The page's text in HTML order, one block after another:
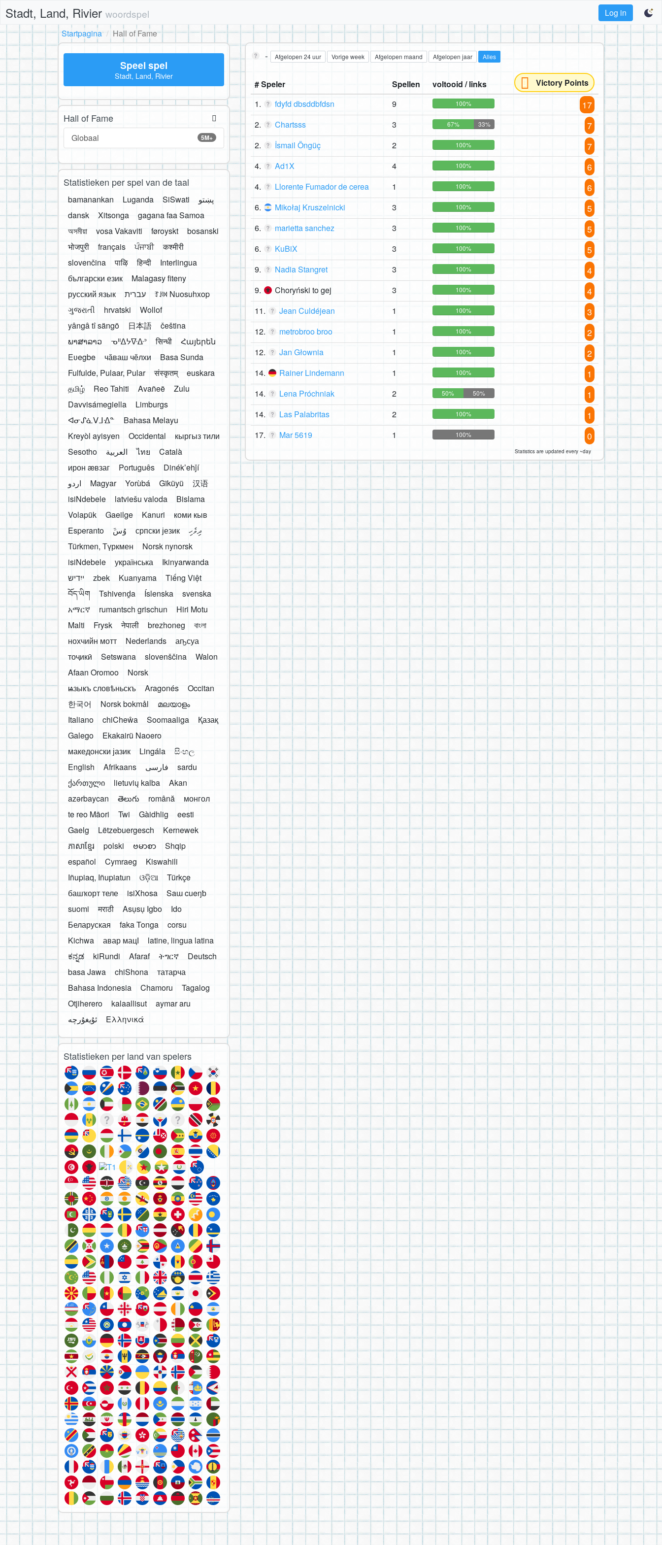
Stadt, Land, Rivier woordspel
Log in
Startpagina
Hall of Fame
- Afgelopen 24 uur Vorige week Afgelopen maand Afgelopen jaar Alles
# Speler Spellen voltooid / links
Victory Points
1.
fdyfd dbsddbfdsn 9 100% 17
2. Chartsss 3 67% 33% 7
2. İsmail Öngüç 2 100% 7
4. Ad1X 4 100% 6
4. Llorente Fumador de cerea 1 100% 6
6. Mikołaj Kruszelnicki 3 100% 5
6. marietta sanchez 3 100% 5
6. KuBiX 3 100% 5
9. Nadia Stangret 3 100% 4
9. Choryński to gej 3 100% 4
11. Jean Culdéjean 1 100% 3
12. metrobroo broo 1 100% 2
12. Jan Głownia 1 100% 2
14. Rainer Lindemann 1 100% 1
14. Lena Próchniak 2 50% 50% 1
14. Las Palabritas 2 100% 1
17. Mar 5619 1 100% 0
Statistics are updated every ~day
Speel spel
Stadt, Land, Rivier
Hall of Fame
5M+
Globaal
Statistieken per spel van de taal
bamanankan Luganda SiSwati
پښتو
dansk
Xitsonga
gagana faa Samoa
অসমীয়া
vosa Vakaviti føroyskt
bosanski
भोजपुरी
français ਪੰਜਾਬੀ
कश्मीरी
slovenčina
पाऴि हिन्दी
Interlingua
български език
Malagasy fiteny
русский язык
עברית
ꆈꌠ꒿ Nuosuhxop
ગુજરાતી
hrvatski
Wollof
yângâ tî sängö
日本語
čeština
ພາສາລາວ
ᓀᐦᐃᔭᐍᐏᐣ सिन्धी
Հայերեն
Eʋegbe
чӑваш чӗлхи
Basa Sunda
Fulfulde, Pulaar, Pular
संस्कृतम्
euskara
தமிழ்
Reo Tahiti Avañeẽ
Zulu
Davvisámegiella
Limburgs
ᐊᓂᔑᓈᐯᒧᐎᓐ
Bahasa Melayu
Kreyòl ayisyen
Occidental
кыргыз тили
Sesotho
العربية ไทย
Català
ирон æвзаг
Português
Dinékʼehǰí
اردو
Magyar Yorùbá Gĩkũyũ
汉语
isiNdebele
latviešu valoda
Bislama
Volapük
Gaeilge Kanuri
коми кыв
Esperanto
َوُسَ српски језик
ދިވެހި
Türkmen, Түркмен
Norsk nynorsk
isiNdebele
українська
Ikinyarwanda
ייִדיש
zbek Kuanyama
Tiếng Việt
བོད་ཡིག
Tshivenḓa Íslenska
svenska
አማርኛ
rumantsch grischun
Hiri Motu
Malti
Frysk नेपाली brezhoneg
বাংলা
нохчийн мотт
Nederlands
аҧсуа
тоҷикӣ
Setswana slovenščina
Walon
Afaan Oromoo
Norsk
ѩзыкъ словѣньскъ
Aragonés
Occitan
한국어
Norsk bokmål
മലയാളം
Italiano
chiCheŵa Soomaaliga
Қазақ
Galego
Ekakairũ Naoero
македонски јазик
Lingála
සිංහල
English
Afrikaans فارسی
sardu
ქართული
lietuvių kalba
Akan
azərbaycan
తెలుగు română
монгол
te reo Māori
Twi Gàidhlig
eesti
Gaelg
Lëtzebuergesch
Kernewek
ភាសាខ្មែរ
polski ဗမာစာ
Shqip
español
Cymraeg
Kiswahili
Iñupiaq, Iñupiatun
ଓଡ଼ିଆ
Türkçe
башҡорт теле
isiXhosa
Saɯ cueŋƅ
suomi
मराठी Asụsụ Igbo
Ido
Беларуская
faka Tonga
corsu
Kichwa
авар мацӀ
latine, lingua latina
ಕನ್ನಡ
kiRundi Afaraf ትግርኛ
Deutsch
basa Jawa
chiShona
татарча
Bahasa Indonesia
Chamoru
Tagalog
Otjiherero
kalaallisut
aymar aru
Ελληνικά
Statistieken per land van spelers